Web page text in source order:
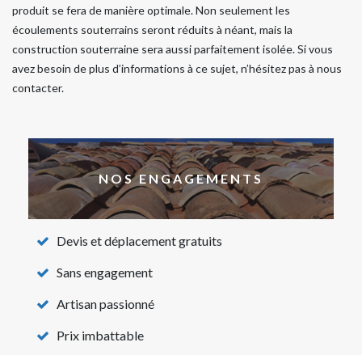
produit se fera de manière optimale. Non seulement les
écoulements souterrains seront réduits à néant, mais la
construction souterraine sera aussi parfaitement isolée. Si vous
avez besoin de plus d’informations à ce sujet, n’hésitez pas à nous
contacter.
NOS ENGAGEMENTS
Devis et déplacement gratuits
Sans engagement
Artisan passionné
Prix imbattable